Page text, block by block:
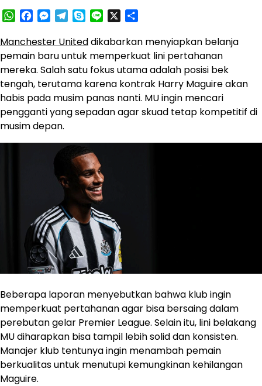
WhatsApp
Facebook
Messenger
Telegram
SkypeLine
Manchester Uniteddikabarkan menyiapkan belanja
pemain baru untuk memperkuat lini pertahanan
mereka. Salah satu fokus utama adalah posisi bek
tengah, terutama karena kontrak Harry Maguire akan
habis pada musim panas nanti. MU ingin mencari
pengganti yang sepadan agar skuad tetap kompetitif di
musim depan.
Beberapa laporan menyebutkan bahwa klub ingin
memperkuat pertahanan agar bisa bersaing dalam
perebutan gelar Premier League. Selain itu, lini belakang
MU diharapkan bisa tampil lebih solid dan konsisten.
Manajer klub tentunya ingin menambah pemain
berkualitas untuk menutupi kemungkinan kehilangan
Maguire.